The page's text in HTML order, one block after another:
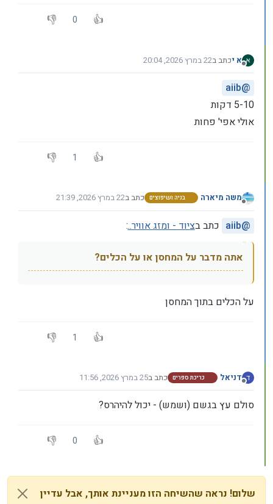
0
מנותק
א יכתב ב22 במרץ 2026, 20:04
נערך לאחרונה על ידי
@
aiib
5-10 דקות
אולי אפי' פחות
1
מנותק
משה מיארה בניה ושיפוצים כתב ב22 במרץ 2026, 21:39
נערך לאחרונה על ידי
@
aiib כתב בציוד - ומזג אוויר..:
אתה מדבר על המחסן או על הכלים?
על הכלים בתוך המחסן
1
ד
מנותק
דניאל כריכת ספרים כתב ב25 במרץ 2026, 11:56
נערך לאחרונה על ידי
סולם עץ בגשם (ושמש) - יכול להיהרס?
0
שלום! נראה שהשיחה הזו מעניינת אותך, אבל עדיין